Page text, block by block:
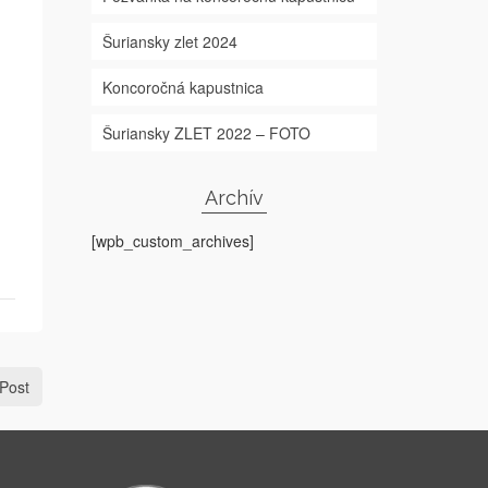
Šuriansky zlet 2024
Koncoročná kapustnica
Šuriansky ZLET 2022 – FOTO
Archív
[wpb_custom_archives]